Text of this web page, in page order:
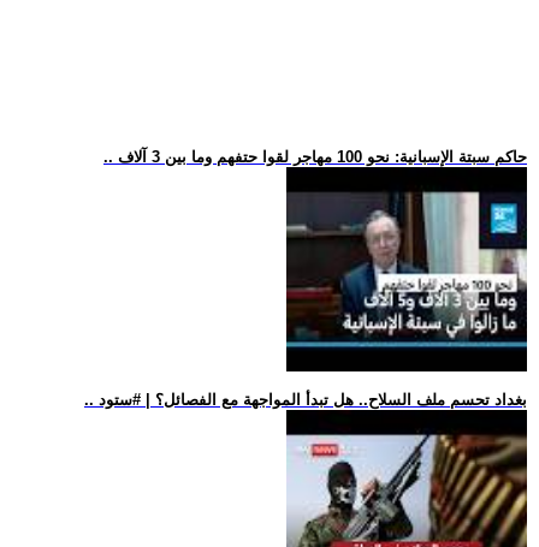
.. حاكم سبتة الإسبانية: نحو 100 مهاجر لقوا حتفهم وما بين 3 آلاف
.. بغداد تحسم ملف السلاح.. هل تبدأ المواجهة مع الفصائل؟ | #ستود